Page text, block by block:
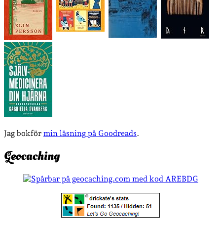
Jag bokför min läsning på Goodreads.
Geocaching